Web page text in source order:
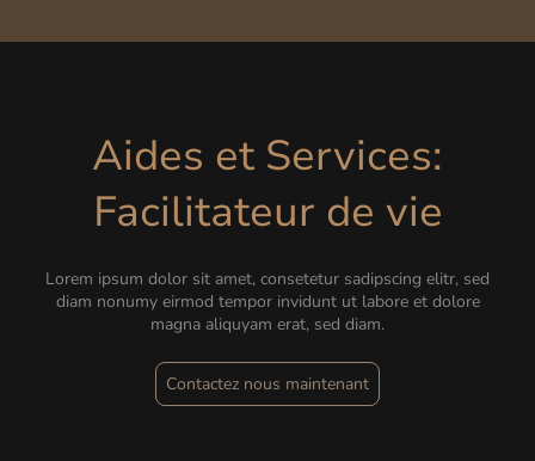
Aides et Services:
Facilitateur de vie
Lorem ipsum dolor sit amet, consetetur sadipscing elitr, sed
diam nonumy eirmod tempor invidunt ut labore et dolore
magna aliquyam erat, sed diam.
Contactez nous maintenant